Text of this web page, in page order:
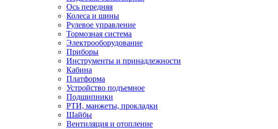
Ось передняя
Колеса и шины
Рулевое управление
Тормозная система
Электрооборудование
Приборы
Инструменты и принадлежности
Кабина
Платформа
Устройство подъемное
Подшипники
РТИ, манжеты, прокладки
Шайбы
Вентиляция и отопление